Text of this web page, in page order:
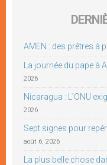
AMEN : des prêtres à
La journée du pape à
2026
Nicaragua : L’ONU
2026
Sept signes pour
août 6, 2026
La plus belle chose